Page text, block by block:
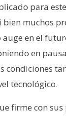
para
bien muchos
en el
en
condiciones
tecnológico.
firme con sus